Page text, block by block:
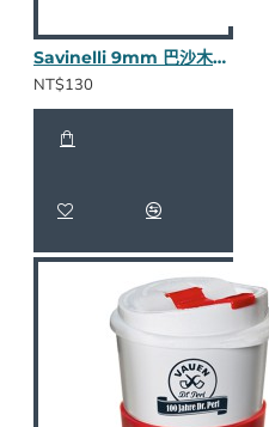
Savinelli 9mm 巴沙木濾心
NT$130